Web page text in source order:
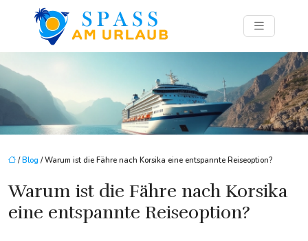
/Blog / Warum ist die Fähre nach Korsika eine entspannte Reiseoption?
Warum ist die Fähre nach Korsika
eine entspannte Reiseoption?